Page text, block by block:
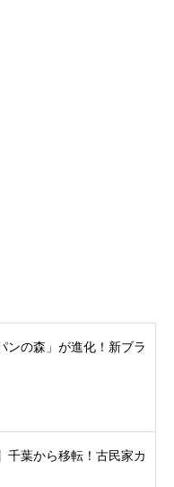
ンの森」が進化！新ブラ
千葉から移転！古民家カ